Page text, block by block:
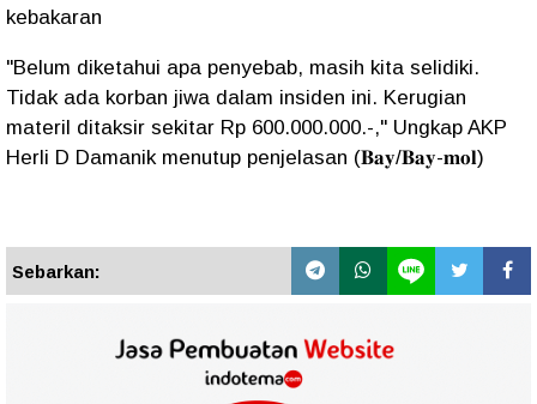
kebakaran
"Belum diketahui apa penyebab, masih kita selidiki.
Tidak ada korban jiwa dalam insiden ini. Kerugian
materil ditaksir sekitar Rp 600.000.000.-," Ungkap AKP
Herli D Damanik menutup penjelasan (𝐁𝐚𝐲/𝐁𝐚𝐲-𝐦𝐨𝐥)
Sebarkan: